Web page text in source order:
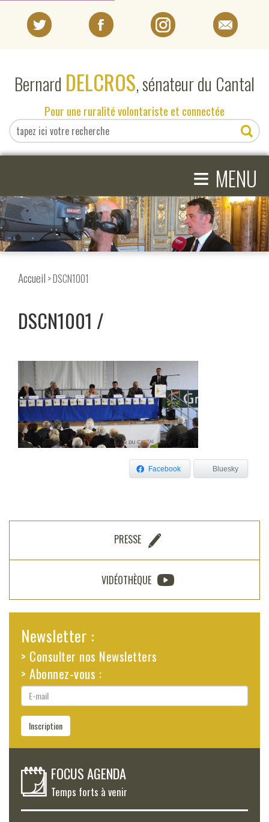
Bernard DELCROS, sénateur du Cantal
Pour une ruralité volontariste et connectée
≡ MENU
EN DIRECT DU SÉNAT
EN DIRECT DU CANTAL
COMPRENDRE LE SÉNAT
Accueil > DSCN1001
DSCN1001
Facebook Bluesky
PRESSE
VIDÉOTHÈQUE
Newsletter :
> Consulter nos Newsletters
> Abonnez-vous :
E-
mail
Inscription
FOCUS AGENDA
Temps forts à venir